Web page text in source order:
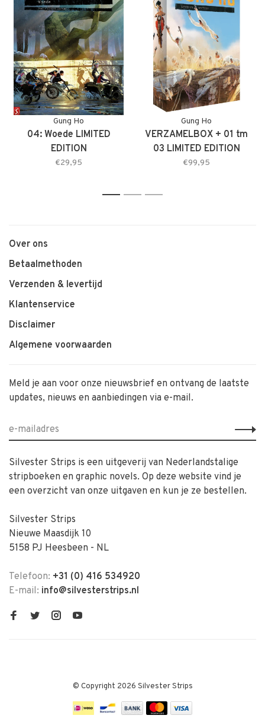
Gung Ho
04: Woede LIMITED
EDITION
€29,95
Gung Ho
VERZAMELBOX + 01 tm
03 LIMITED EDITION
€99,95
1 2 3
Over ons
Betaalmethoden
Verzenden & levertijd
Klantenservice
Disclaimer
Algemene voorwaarden
Meld je aan voor onze nieuwsbrief en ontvang de laatste
updates, nieuws en aanbiedingen via e-mail.
Silvester Strips is een uitgeverij van Nederlandstalige
stripboeken en graphic novels. Op deze website vind je
een overzicht van onze uitgaven en kun je ze bestellen.
Silvester Strips
Nieuwe Maasdijk 10
5158 PJ Heesbeen - NL
Telefoon: +31 (0) 416 534920
E-mail: info@silvesterstrips.nl
© Copyright 2026 Silvester Strips